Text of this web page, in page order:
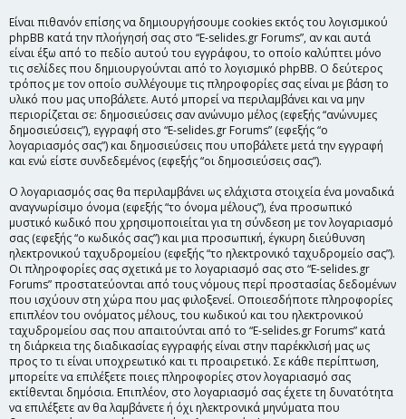
Είναι πιθανόν επίσης να δημιουργήσουμε cookies εκτός του λογισμικού
phpBB κατά την πλοήγησή σας στο “E-selides.gr Forums”, αν και αυτά
είναι έξω από το πεδίο αυτού του εγγράφου, το οποίο καλύπτει μόνο
τις σελίδες που δημιουργούνται από το λογισμικό phpBB. Ο δεύτερος
τρόπος με τον οποίο συλλέγουμε τις πληροφορίες σας είναι με βάση το
υλικό που μας υποβάλετε. Αυτό μπορεί να περιλαμβάνει και να μην
περιορίζεται σε: δημοσιεύσεις σαν ανώνυμο μέλος (εφεξής “ανώνυμες
δημοσιεύσεις”), εγγραφή στο “E-selides.gr Forums” (εφεξής “ο
λογαριασμός σας”) και δημοσιεύσεις που υποβάλετε μετά την εγγραφή
και ενώ είστε συνδεδεμένος (εφεξής “οι δημοσιεύσεις σας”).
Ο λογαριασμός σας θα περιλαμβάνει ως ελάχιστα στοιχεία ένα μοναδικά
αναγνωρίσιμο όνομα (εφεξής “το όνομα μέλους”), ένα προσωπικό
μυστικό κωδικό που χρησιμοποιείται για τη σύνδεση με τον λογαριασμό
σας (εφεξής “ο κωδικός σας”) και μια προσωπική, έγκυρη διεύθυνση
ηλεκτρονικού ταχυδρομείου (εφεξής “το ηλεκτρονικό ταχυδρομείο σας”).
Οι πληροφορίες σας σχετικά με το λογαριασμό σας στο “E-selides.gr
Forums” προστατεύονται από τους νόμους περί προστασίας δεδομένων
που ισχύουν στη χώρα που μας φιλοξενεί. Οποιεσδήποτε πληροφορίες
επιπλέον του ονόματος μέλους, του κωδικού και του ηλεκτρονικού
ταχυδρομείου σας που απαιτούνται από το “E-selides.gr Forums” κατά
τη διάρκεια της διαδικασίας εγγραφής είναι στην παρέκκλισή μας ως
προς το τι είναι υποχρεωτικό και τι προαιρετικό. Σε κάθε περίπτωση,
μπορείτε να επιλέξετε ποιες πληροφορίες στον λογαριασμό σας
εκτίθενται δημόσια. Επιπλέον, στο λογαριασμό σας έχετε τη δυνατότητα
να επιλέξετε αν θα λαμβάνετε ή όχι ηλεκτρονικά μηνύματα που